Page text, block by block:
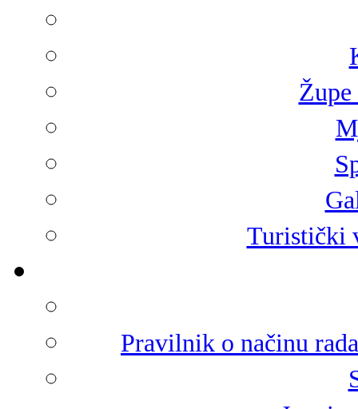
Turistički
Pravilnik o načinu